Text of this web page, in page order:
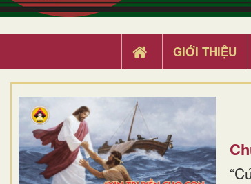
GIỚI THIỆU